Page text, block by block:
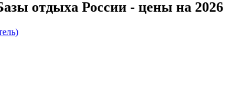
отдыха России - цены на 2026